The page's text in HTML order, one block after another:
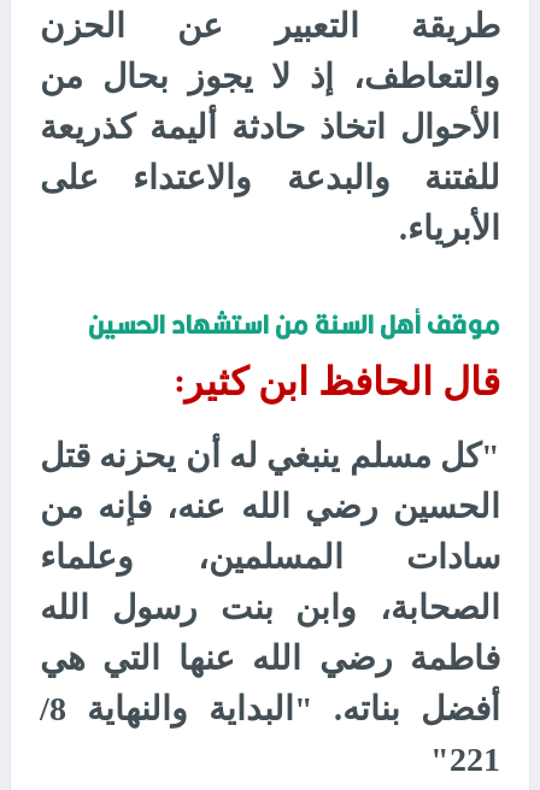
طريقة التعبير عن الحزن
والتعاطف، إذ لا يجوز بحال من
الأحوال اتخاذ حادثة أليمة كذريعة
للفتنة والبدعة والاعتداء على
الأبرياء.
موقف أهل السنة من استشهاد الحسين
قال الحافظ ابن كثير :
"كل مسلم ينبغي له أن يحزنه قتل
الحسين رضي الله عنه، فإنه من
سادات المسلمين، وعلماء
الصحابة، وابن بنت رسول الله
فاطمة رضي الله عنها التي هي
أفضل بناته. "البداية والنهاية 8/
221"